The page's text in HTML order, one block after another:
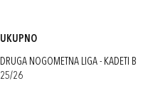
UKUPNO
DRUGA NOGOMETNA LIGA - KADETI B
25/26